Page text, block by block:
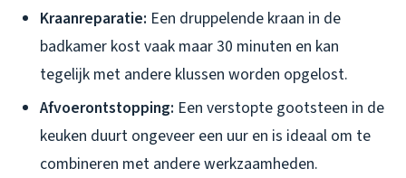
Kraanreparatie: Een druppelende kraan in de
badkamer kost vaak maar 30 minuten en kan
tegelijk met andere klussen worden opgelost.
Afvoerontstopping: Een verstopte gootsteen in de
keuken duurt ongeveer een uur en is ideaal om te
combineren met andere werkzaamheden.